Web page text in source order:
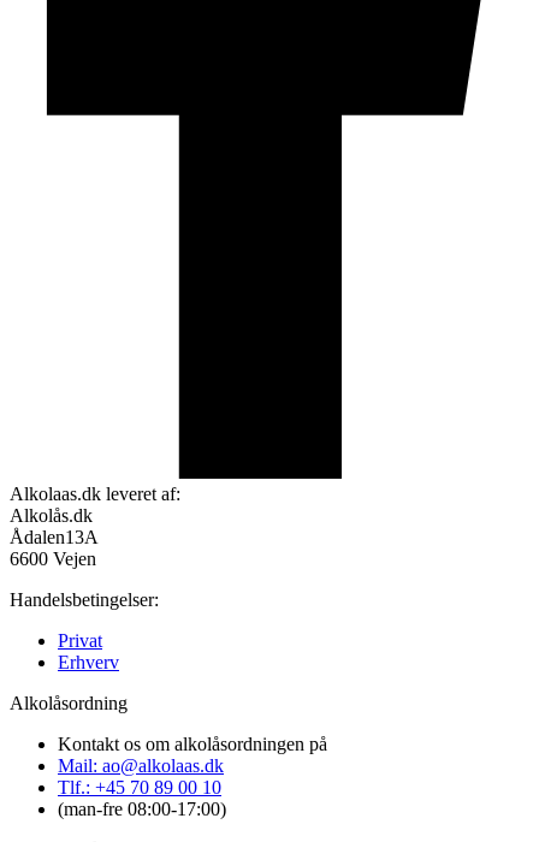
Alkolaas.dk leveret af:
Alkolås.dk
Ådalen13A
6600 Vejen
Handelsbetingelser:
Privat
Erhverv
Alkolåsordning
Kontakt os om alkolåsordningen på
Mail: ao@alkolaas.dk
Tlf.: +45 70 89 00 10
(man-fre 08:00-17:00)